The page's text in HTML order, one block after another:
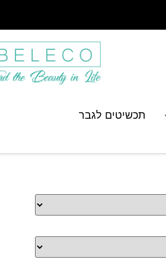
תכשיטים לגבר